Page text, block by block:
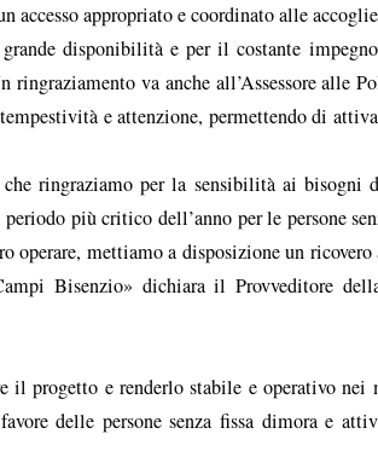
appropriato e coordinato alle
disponibilità e per il costante
va anche all’Assessore alle
e attenzione, permettendo di
ringraziamo per la sensibilità ai bisogni
più critico dell’anno per le persone
operare, mettiamo a disposizione un
Bisenzio» dichiara il Provveditore
progetto e renderlo stabile e operativo nei
delle persone senza fissa dimora e